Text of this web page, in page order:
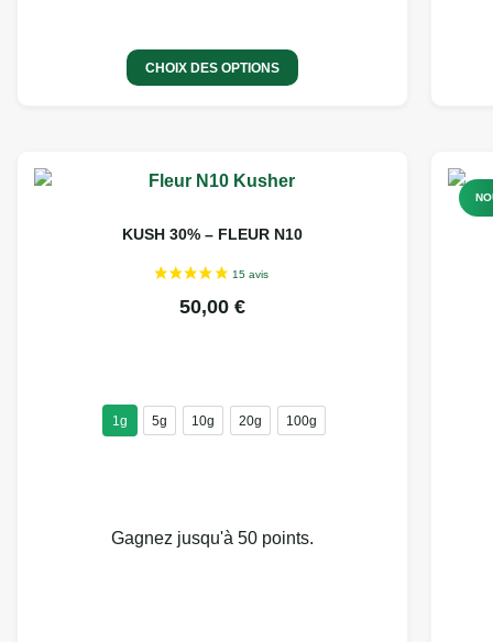
CHOIX DES OPTIONS
KUSH 30% – FLEUR N10
50,00 €
1g 5g 10g 20g 100g
Gagnez jusqu'à 50 points.